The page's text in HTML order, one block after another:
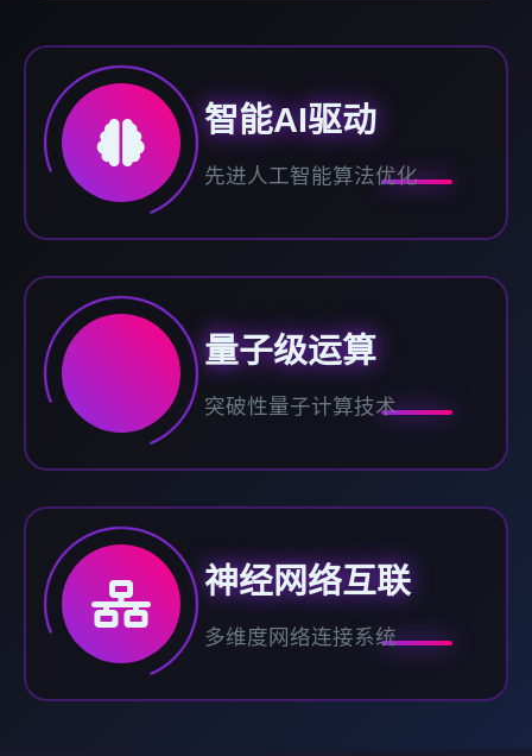
智能AI驱动
先进人工智能算法优化
量子级运算
突破性量子计算技术
神经网络互联
多维度网络连接系统